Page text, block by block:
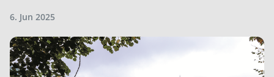
6. Jun 2025